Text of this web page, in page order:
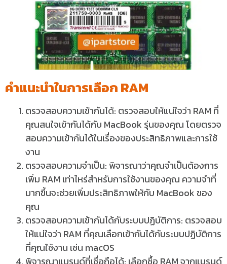
คำแนะนำในการเลือกRAM
ตรวจสอบความเข้ากันได้: ตรวจสอบให้แน่ใจว่า RAM ที่
คุณสนใจเข้ากันได้กับ MacBook รุ่นของคุณ โดยตรวจ
สอบความเข้ากันได้ในเรื่องของประสิทธิภาพและการใช้
งาน
ตรวจสอบความจำเป็น: พิจารณาว่าคุณจำเป็นต้องการ
เพิ่ม RAM เท่าไหร่สำหรับการใช้งานของคุณ ความจำที่
มากขึ้นจะช่วยเพิ่มประสิทธิภาพให้กับ MacBook ของ
คุณ
ตรวจสอบความเข้ากันได้กับระบบปฏิบัติการ: ตรวจสอบ
ให้แน่ใจว่า RAM ที่คุณเลือกเข้ากันได้กับระบบปฏิบัติการ
ที่คุณใช้งาน เช่น macOS